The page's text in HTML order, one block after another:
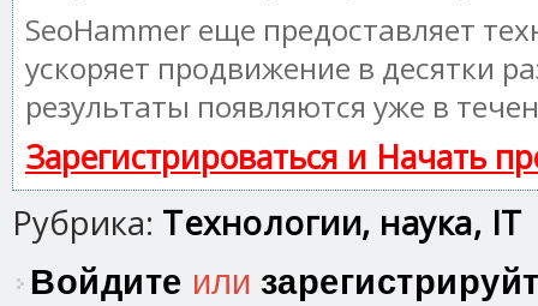
SeoHammer еще предоставляет
ускоряет продвижение в десятки
результаты появляются уже в
Зарегистрироваться и Начать
Рубрика: Технологии, наука, IT
Войдите или